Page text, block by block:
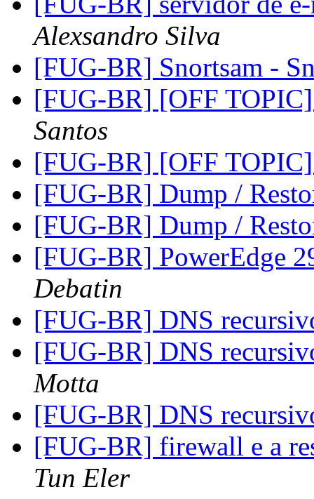
Alexsandro Silva
[FUG-BR] Snortsam -
[FUG-BR] [OFF
Santos
[FUG-BR] [OFF
[FUG-BR] Dump /
[FUG-BR] Dump /
[FUG-BR] PowerEdge
Debatin
[FUG-BR] DNS
[FUG-BR] DNS
Motta
[FUG-BR] DNS
[FUG-BR] firewall e a
Tun Eler